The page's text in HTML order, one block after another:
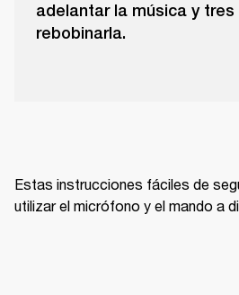
adelantar la música y tres
rebobinarla.
Estas instrucciones fáciles de
utilizar el micrófono y el mando a